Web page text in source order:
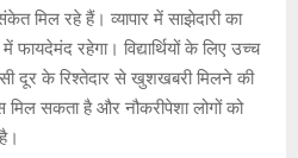
मिल रहे हैं। व्यापार में साझेदारी का
फायदेमंद रहेगा। विद्यार्थियों के लिए उच्च
दूर के रिश्तेदार से खुशखबरी मिलने की
मिल सकता है और नौकरीपेशा लोगों को